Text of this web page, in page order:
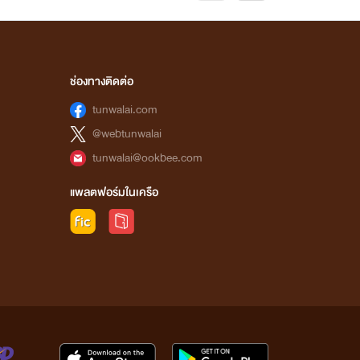
ช่องทางติดต่อ
tunwalai.com
@webtunwalai
tunwalai@ookbee.com
แพลตฟอร์มในเครือ